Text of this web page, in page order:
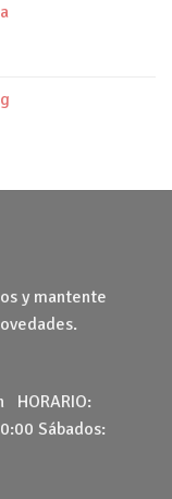
y mantente
HORARIO:
Sábados: